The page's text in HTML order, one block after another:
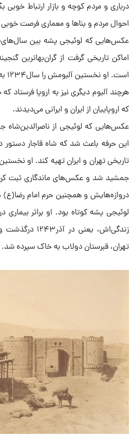
درباری و مردم کوچه و بازار ارتباط خوبی
احوال مردم و بناها و معماری فرصت
اماکن تاریخی گرفت از گران‌بهاترین
هرچند آلبوم دیگری نیز به اروپا فرستاد
که اروپاییان از ایران و ایرانی می‌دیدند.
عکس‌هایی که لوئیجی از ناصرالدین‌شاه
این حرفه باعث شد که شاه قاجار دستور
تاریخی تهران و ایران تهیه کند. او
جمشید شد و عکس‌های ماندگاری ثبت
دروازه‌هایش و همچنین حرم امام
لوئیجی پشه کوتاه بود. او براثر
زندگی‌اش، یعنی
تهران، قبرستان دولاب به خاک سپرده شد.